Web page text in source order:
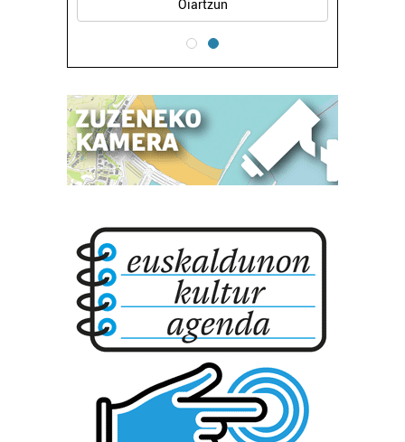
produktuak garatzeko. Zure datuak nork eta zertarako
erabiltzen dituen hauta dezakezu.
interes komertzial legitimoetan babesten dira. Ikusi gure
bazkideen zerrenda, beren ustez zein helburutarako
duten interes legitimoa eta horren aurka nola egin
dezakezun ikusteko.
buruzko informazio gehiago eta ezarri zure lehentasunak
datuen atalean. Edozein unetan alda edo ken dezakezu
zure baimena Cookieen adierazpenean.
Webgune honek cookie propioak eta hirugarrenen cookie-
fitxategiak erabiltzen ditu. Zure esperientzia eta
zerbitzuak hobetzeko asmoz, cookie teknologiaz
baliatzen gara. Ohar hau onartuz gero, teknologia hori
erabiltzeko baimen esplizitua ematen diguzu.Gehiago
Oiartzun